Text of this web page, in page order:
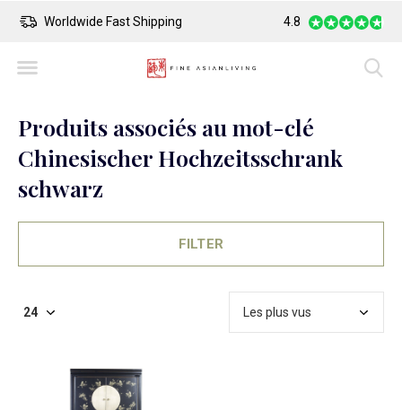
Worldwide Fast Shipping Safe Payment
4.8
Produits associés au mot-clé
Chinesischer Hochzeitsschrank
schwarz
FILTER